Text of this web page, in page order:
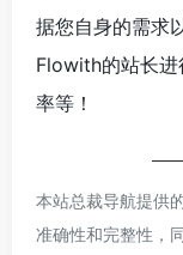
据您自身的需求
Flowith的站长进
率等！
本站总裁导航提供
准确性和完整性，